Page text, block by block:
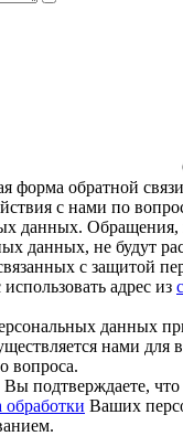
форма обратной
с нами по
данных. Обращения,
данных, не будут
с защитой
адрес из
данных
нами для
вопроса.
Вы подтверждаете,
обработки Ваших